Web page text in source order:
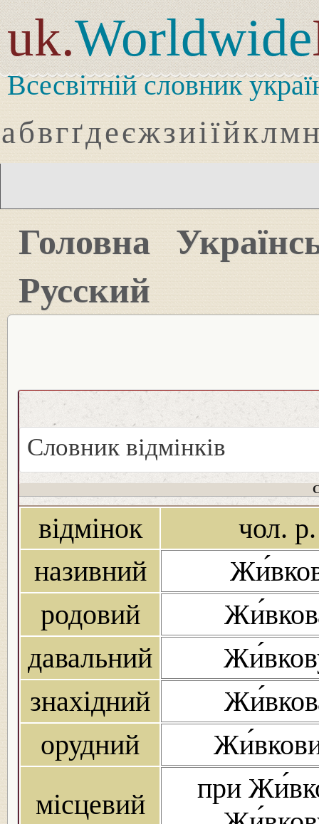
uk.Worldwide
Всесвітній словник
абвгґдеєжзиіїйклмн
Головна
Русский
Словник відмінків
відмінок
чол. р.
називний
родовий
давальний
знахідний
орудний
місцевий
при